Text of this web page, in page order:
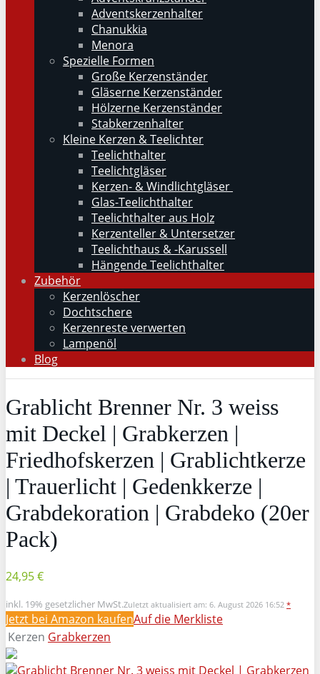
Adventskerzenhalter
Chanukkia
Menora
Spezielle Formen
Große Kerzenständer
Gläserne Kerzenständer
Hölzerne Kerzenständer
Stabkerzenhalter
Kleine Kerzen & Teelichter
Teelichthalter
Teelichtgläser
Kerzen- & Windlichtgläser
Glas-Teelichthalter
Teelichthalter aus Holz
Kerzenteller & Untersetzer
Teelichthaus & -Karussell
Hängende Teelichthalter
Zubehör
Kerzenlöscher
Dochtschere
Kerzenreste verwerten
Lampenöl
Blog
Grablicht Brenner Nr. 3 weiss
mit Deckel | Grabkerzen |
Friedhofskerzen | Grablichtkerze
| Trauerlicht | Gedenkkerze |
Grabdekoration | Grabdeko (20er
Pack)
24,95 €
inkl. 19% gesetzlicher MwSt.Zuletzt aktualisiert am: 6. August 2026 16:52 *
Jetzt bei Amazon kaufenAuf die Merkliste
Kerzen Grabkerzen